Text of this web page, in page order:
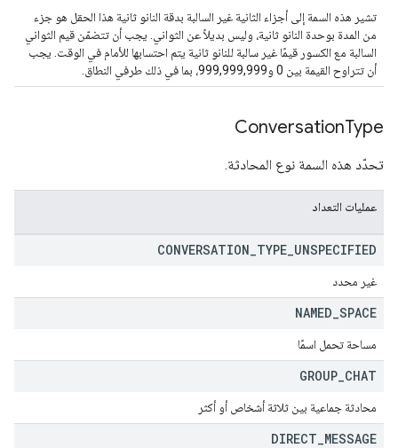
تشير هذه السمة إلى أجزاء الثانية غير السالبة بدقة النانو ثانية هذا الحقل هو جزء
من المدة بوحدة النانو ثانية، وليس بديلاً عن الثواني. يجب أن تتضمّن قيم الثواني
السالبة مع الكسور قيمًا غير سالبة للنانو ثانية يتم احتسابها للأمام في الوقت. يجب
أن تتراوح القيمة بين 0 و999,999,999، بما في ذلك طرفي النطاق.
ConversationType
تحدّد هذه السمة نوع المحادثة.
عمليات التعداد
CONVERSATION TYPE UNSPECIFIED
غير محدد
NAMED SPACE
مساحة تحمل اسمًا
GROUP CHAT
محادثة جماعية بين ثلاثة أشخاص أو أكثر
DIRECT MESSAGE